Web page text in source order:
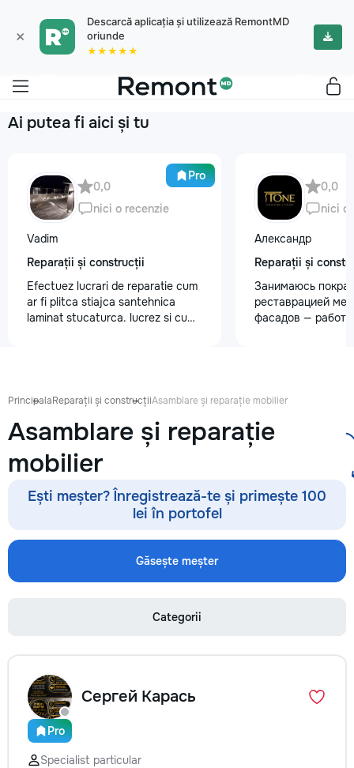
×
Descarcă aplicația și utilizează RemontMD
oriunde
★★★★★
Ai putea fi aici și tu
Pro
0,0
nici o recenzie
Vadim
Reparații și construcții
Efectuez lucrari de reparatie cum
ar fi plitca stiajca santehnica
laminat stucaturca. lucrez si cu
0,0
nici o
Александр
Reparații și
Занимаюсь
реставрацией
фасадов —
устранение
кухонных
гардеробных,
входных и
дверей — резные
фасады,
конструкции:
обработка,
массивом,
Подбираю цвет и
— качество
полос,
PrincipalaReparații și construcțiiAsamblare și reparație mobilier
Asamblare și reparație
mobilier
Ești meșter? Înregistrează-te și primește 100
lei în portofel
Găsește meșter
Categorii
Pro
Сергей Карась
Specialist particular